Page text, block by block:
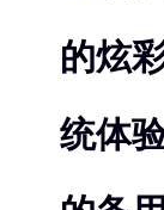
的炫
统体